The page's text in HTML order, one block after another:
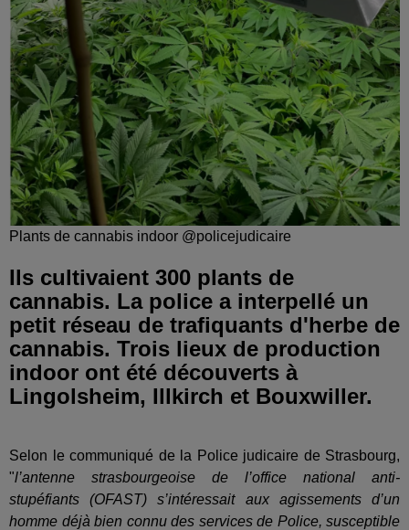
Plants de cannabis indoor @policejudicaire
Ils cultivaient 300 plants de
cannabis. La police a interpellé un
petit réseau de trafiquants d'herbe de
cannabis. Trois lieux de production
indoor ont été découverts à
Lingolsheim, Illkirch et Bouxwiller.
Selon le communiqué de la Police judicaire de Strasbourg,
"l’antenne strasbourgeoise de l’office national anti-
stupéfiants (OFAST) s’intéressait aux agissements d’un
homme déjà bien connu des services de Police, susceptible